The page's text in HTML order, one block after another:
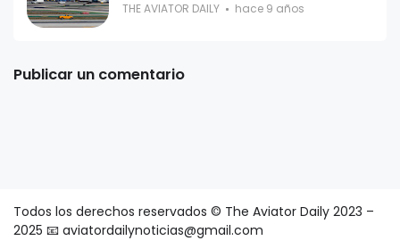
THE AVIATOR DAILY hace 9 años
Publicar un comentario
Todos los derechos reservados © The Aviator Daily 2023 –
2025 📧 aviatordailynoticias@gmail.com